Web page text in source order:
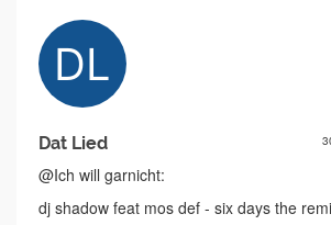
Dat Lied
@Ich will garnicht:
dj shadow feat mos def - six days the